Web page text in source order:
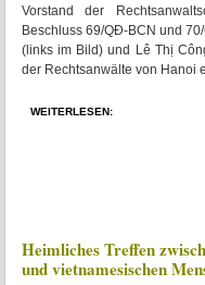
Vorstand der
Beschluss 69/QĐ-BCN und
(links im Bild) und Lê Thị
der Rechtsanwälte von Hanoi
WEITERLESEN:
Heimliches Treffen
und vietnamesischen